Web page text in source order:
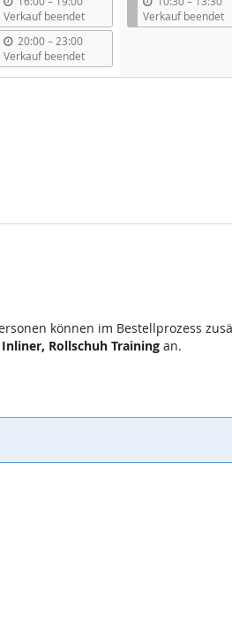
i
s
Verkauf beendet
20:00–b
i
s
23:00
Verkauf beendet
i
s
Verkauf beendet
können im Bestellprozess
Rollschuh Training an.